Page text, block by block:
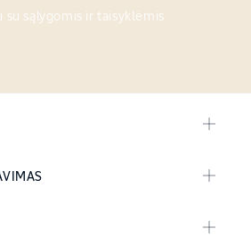
su sąlygomis ir taisyklėmis